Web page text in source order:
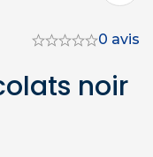
0 avis
noir